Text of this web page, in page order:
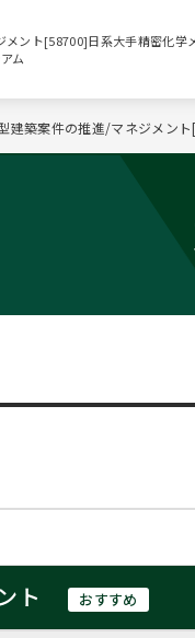
ント[58700]日系大手精密化学
ム
建築案件の推進/マネジメン
ト おすすめ